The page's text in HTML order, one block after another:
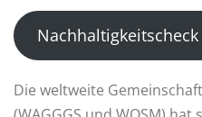
Nachhaltigkeitscheck
Die weltweite